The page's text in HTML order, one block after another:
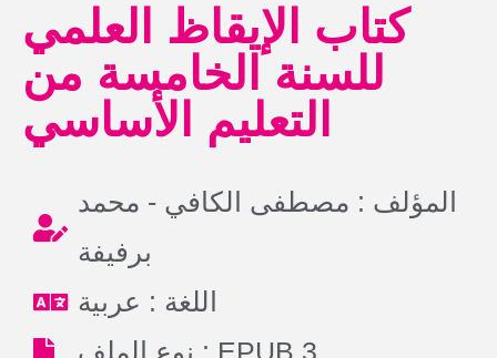
كتاب الإيقاظ العلمي
للسنة الخامسة من
التعليم الأساسي
المؤلف : مصطفى الكافي - محمد
برفيفة
اللغة : عربية
نوع الملف : EPUB 3